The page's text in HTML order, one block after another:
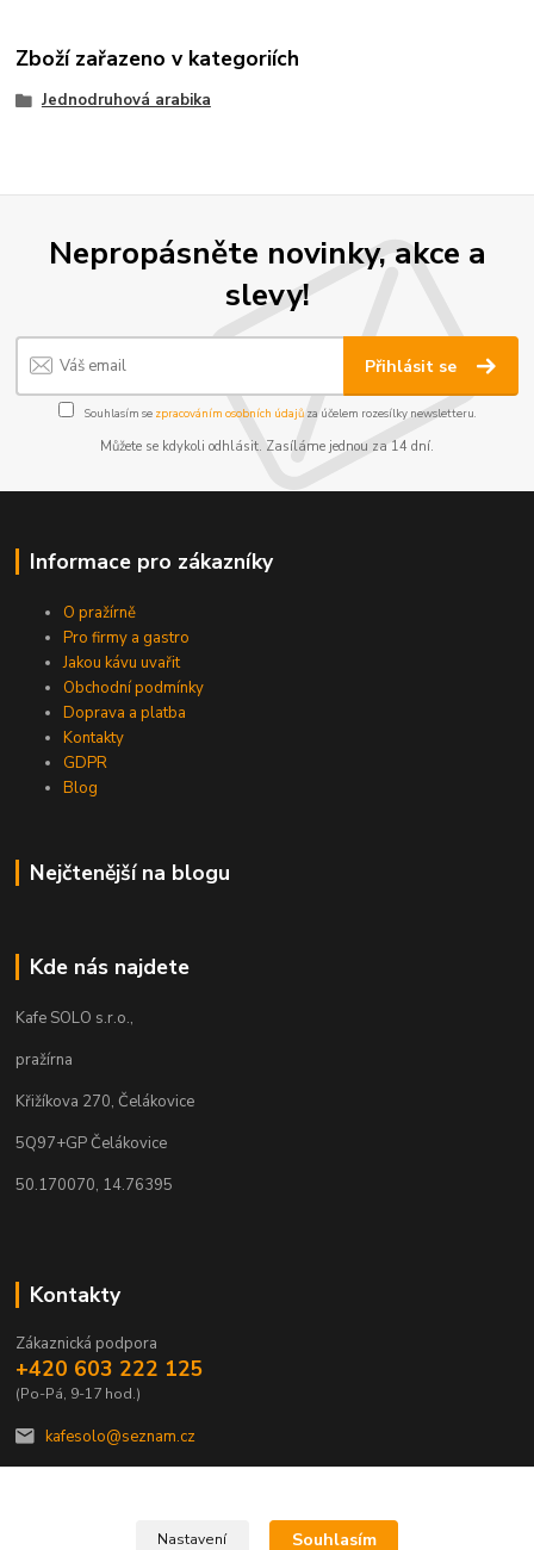
Zboží zařazeno v kategoriích
Jednodruhová arabika
Nepropásněte novinky, akce a
slevy!
Přihlásit se
Souhlasím se zpracováním osobních údajůza účelem rozesílky newsletteru.
Můžete se kdykoli odhlásit. Zasíláme jednou za 14 dní.
Informace pro zákazníky
O pražírně
Pro firmy a gastro
Jakou kávu uvařit
Obchodní podmínky
Doprava a platba
Kontakty
GDPR
Blog
Nejčtenější na blogu
Kde nás najdete
Kafe SOLO s.r.o.,
pražírna
Křižíkova 270, Čelákovice
5Q97+GP Čelákovice
50.170070, 14.76395
Kontakty
Zákaznická podpora
+420 603 222 125
(Po-Pá, 9-17 hod.)
kafesolo@seznam.cz
Nastavení Souhlasím